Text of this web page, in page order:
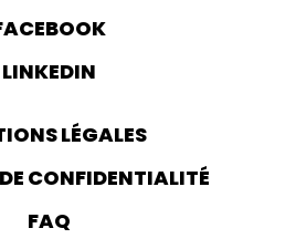
LINKEDIN
LÉGALES
CONFIDENTIALITÉ
FAQ